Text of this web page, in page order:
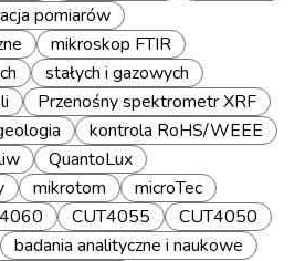
pomiarów
mikroskop FTIR
stałych i gazowych
Przenośny spektrometr XRF
kontrola RoHS/WEEE
QuantoLux
mikrotom
microTec
CUT4055
CUT4050
badania analityczne i naukowe